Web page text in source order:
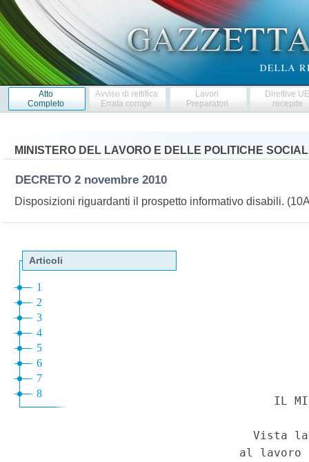
Atto
Completo
Avviso di rettifica
Errata corrige
Lavori
Preparatori
Direttive
recepite
MINISTERO DEL LAVORO E DELLE POLITICHE
DECRETO 2 novembre 2010
Disposizioni riguardanti il prospetto informativo disabili.